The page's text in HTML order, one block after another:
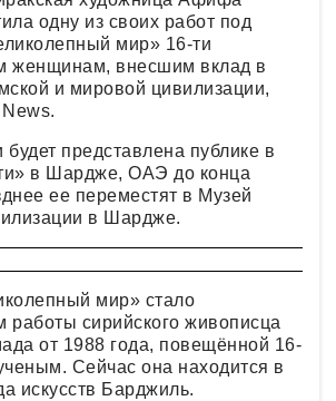
одну из своих работ под
мир» 16-ти
женщинам, внесшим вклад в
и мировой цивилизации,
представлена публике в
в Шардже, ОАЭ до конца
ее переместят в Музей
в Шардже.
мир» стало
работы сирийского живописца
от 1988 года, повещённой 16-
Сейчас она находится в
искусств Барджиль.